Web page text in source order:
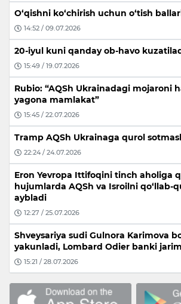
O‘qishni ko‘chirish uchun o‘tish
14:52 / 09.07.2026
20-iyul kuni qanday ob-havo
15:49 / 19.07.2026
Rubio: “AQSh Ukrainadagi mojaroni
yagona mamlakat”
15:45 / 22.07.2026
Tramp AQSh Ukrainaga qurol
22:24 / 24.07.2026
Eron Yevropa Ittifoqini tinch aholiga
hujumlarda AQSh va Isroilni qo‘llab-
aybladi
12:27 / 25.07.2026
Shveysariya sudi Gulnora Karimova
yakunladi, Lombard Odier banki
15:21 / 28.07.2026